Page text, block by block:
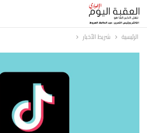
الرئيسية شريط الأخبار